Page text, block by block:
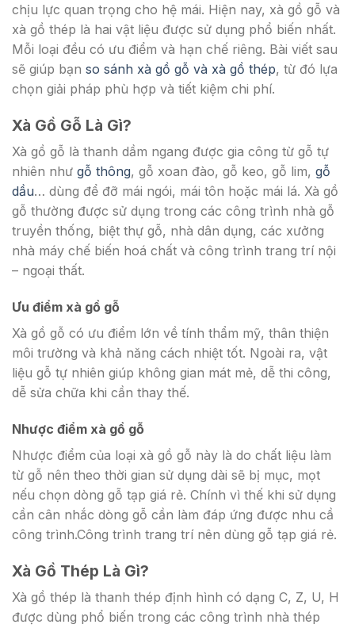
chịu lực quan trọng cho hệ mái. Hiện nay, xà gồ gỗ và
xà gồ thép là hai vật liệu được sử dụng phổ biến nhất.
Mỗi loại đều có ưu điểm và hạn chế riêng. Bài viết sau
sẽ giúp bạn so sánh xà gồ gỗ và xà gồ thép, từ đó lựa
chọn giải pháp phù hợp và tiết kiệm chi phí.
Xà Gồ Gỗ Là Gì?
Xà gồ gỗ là thanh dầm ngang được gia công từ gỗ tự
nhiên như gỗ thông, gỗ xoan đào, gỗ keo, gỗ lim, gỗ
dầu… dùng để đỡ mái ngói, mái tôn hoặc mái lá. Xà gồ
gỗ thường được sử dụng trong các công trình nhà gỗ
truyền thống, biệt thự gỗ, nhà dân dụng, các xưởng
nhà máy chế biến hoá chất và công trình trang trí nội
– ngoại thất.
Ưu điểm xà gồ gỗ
Xà gồ gỗ có ưu điểm lớn về tính thẩm mỹ, thân thiện
môi trường và khả năng cách nhiệt tốt. Ngoài ra, vật
liệu gỗ tự nhiên giúp không gian mát mẻ, dễ thi công,
dễ sửa chữa khi cần thay thế.
Nhược điểm xà gồ gỗ
Nhược điểm của loại xà gồ gỗ này là do chất liệu làm
từ gỗ nên theo thời gian sử dụng dài sẽ bị mục, mọt
nếu chọn dòng gỗ tạp giá rẻ. Chính vì thế khi sử dụng
cần cân nhắc dòng gỗ cần làm đáp ứng được nhu cầ
công trình.Công trình trang trí nên dùng gỗ tạp giá rẻ.
Xà Gồ Thép Là Gì?
Xà gồ thép là thanh thép định hình có dạng C, Z, U, H
được dùng phổ biến trong các công trình nhà thép